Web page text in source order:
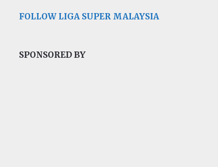
FOLLOW LIGA SUPER MALAYSIA
SPONSORED BY